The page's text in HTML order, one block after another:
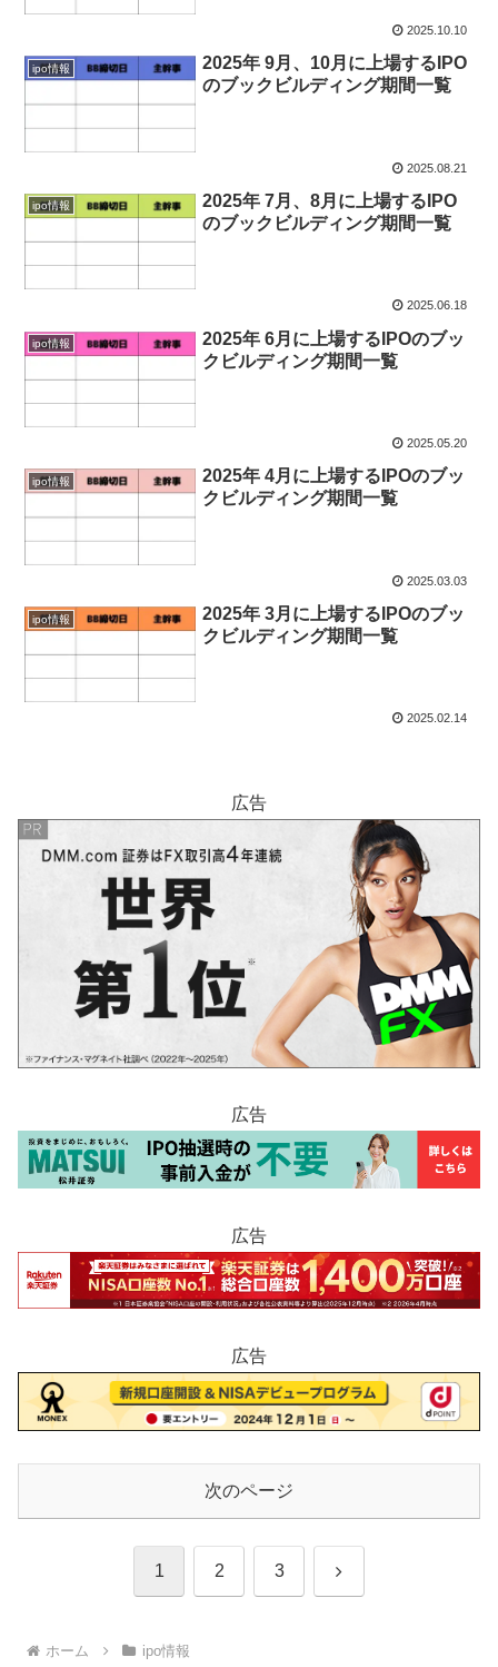
2025.10.10
ipo情報
2025年 9月、10月に上場するIPO
のブックビルディング期間一覧
2025.08.21
ipo情報
2025年 7月、8月に上場するIPO
のブックビルディング期間一覧
2025.06.18
ipo情報
2025年 6月に上場するIPOのブッ
クビルディング期間一覧
2025.05.20
ipo情報
2025年 4月に上場するIPOのブッ
クビルディング期間一覧
2025.03.03
ipo情報
2025年 3月に上場するIPOのブッ
クビルディング期間一覧
2025.02.14
広告
広告
広告
広告
次のページ
1 2 3 次
ホーム ipo情報